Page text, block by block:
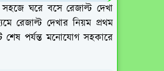
ঘরে বসে রেজাল্ট দেখা
রেজাল্ট দেখার নিয়ম প্রথম
শেষ পর্যন্ত মনোযোগ সহকারে